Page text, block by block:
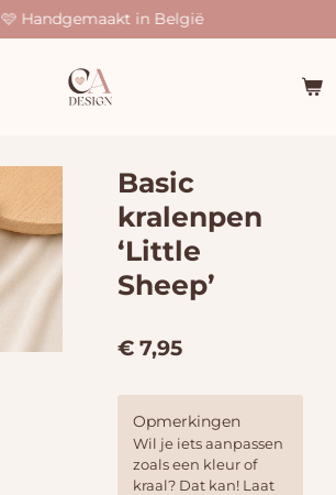
🩷 Handgemaakt in België
Basic
kralenpen
‘Little
Sheep’
€ 7,95
Opmerkingen
Wil je iets aanpassen
zoals een kleur of
kraal? Dat kan! Laat